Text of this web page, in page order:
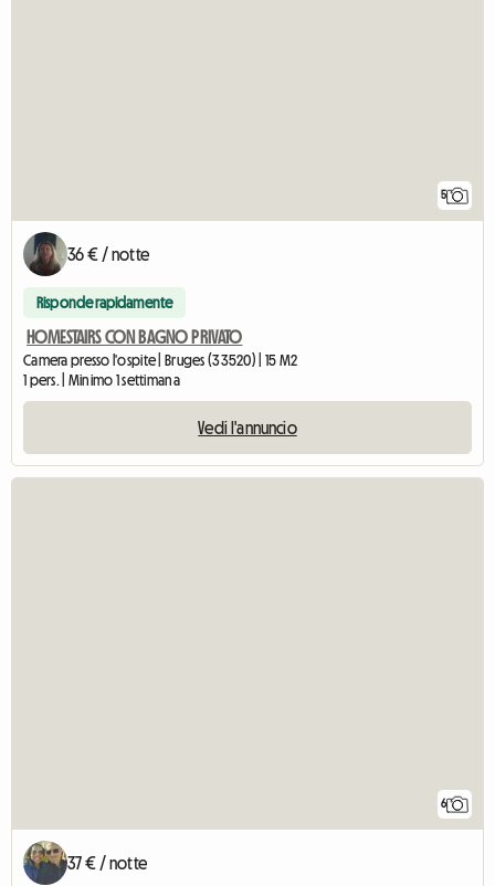
5
36 € / notte
Risponde rapidamente
HOMESTAIRS CON BAGNO PRIVATO
Camera presso l'ospite | Bruges (33520) | 15 M2
1 pers. | Minimo 1 settimana
Vedi l'annuncio
6
37 € / notte